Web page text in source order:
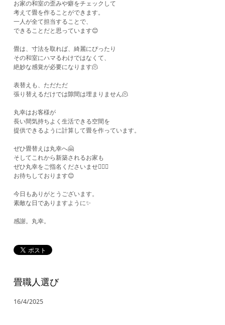
お家の和室の歪みや癖をチェックして
考えて畳を作ることができます。
一人が全て担当することで、
できることだと思っています😊
畳は、寸法を取れば、綺麗にぴったり
その和室にハマるわけではなくて、
絶妙な感覚が必要になります🫠
表替えも、ただただ
張り替えるだけでは隙間は埋まりません🫠
丸幸はお客様が
長い間気持ちよく生活できる空間を
提供できるように計算して畳を作っています。
ぜひ畳替えは丸幸へ🤗
そしてこれから新築されるお家も
ぜひ丸幸をご指名くださいませ💁🏻‍♂️
お待ちしております😊
今日もありがとうございます。
素敵な日でありますように✨
感謝。丸幸。
畳職人選び
16/4/2025